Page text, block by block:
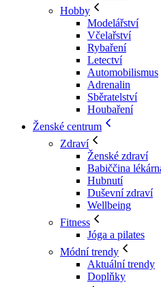
Hobby
Modelářství
Včelařství
Rybaření
Letectví
Automobilismus
Adrenalin
Sběratelství
Houbaření
Ženské centrum
Zdraví
Ženské zdraví
Babiččina
Hubnutí
Duševní zdraví
Wellbeing
Fitness
Jóga a pilates
Módní trendy
Aktuální trendy
Doplňky